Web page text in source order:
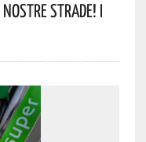
Strade! I